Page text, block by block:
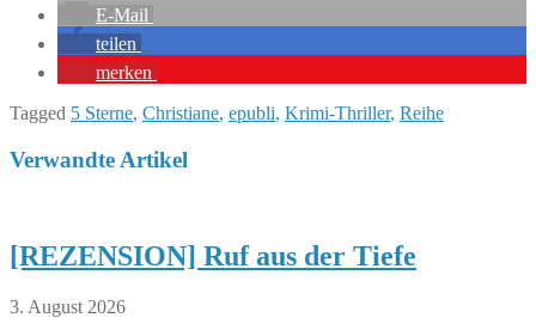
E-Mail
teilen
merken
Tagged 5 Sterne, Christiane, epubli, Krimi-Thriller, Reihe
Verwandte Artikel
[REZENSION] Ruf aus der Tiefe
3. August 2026